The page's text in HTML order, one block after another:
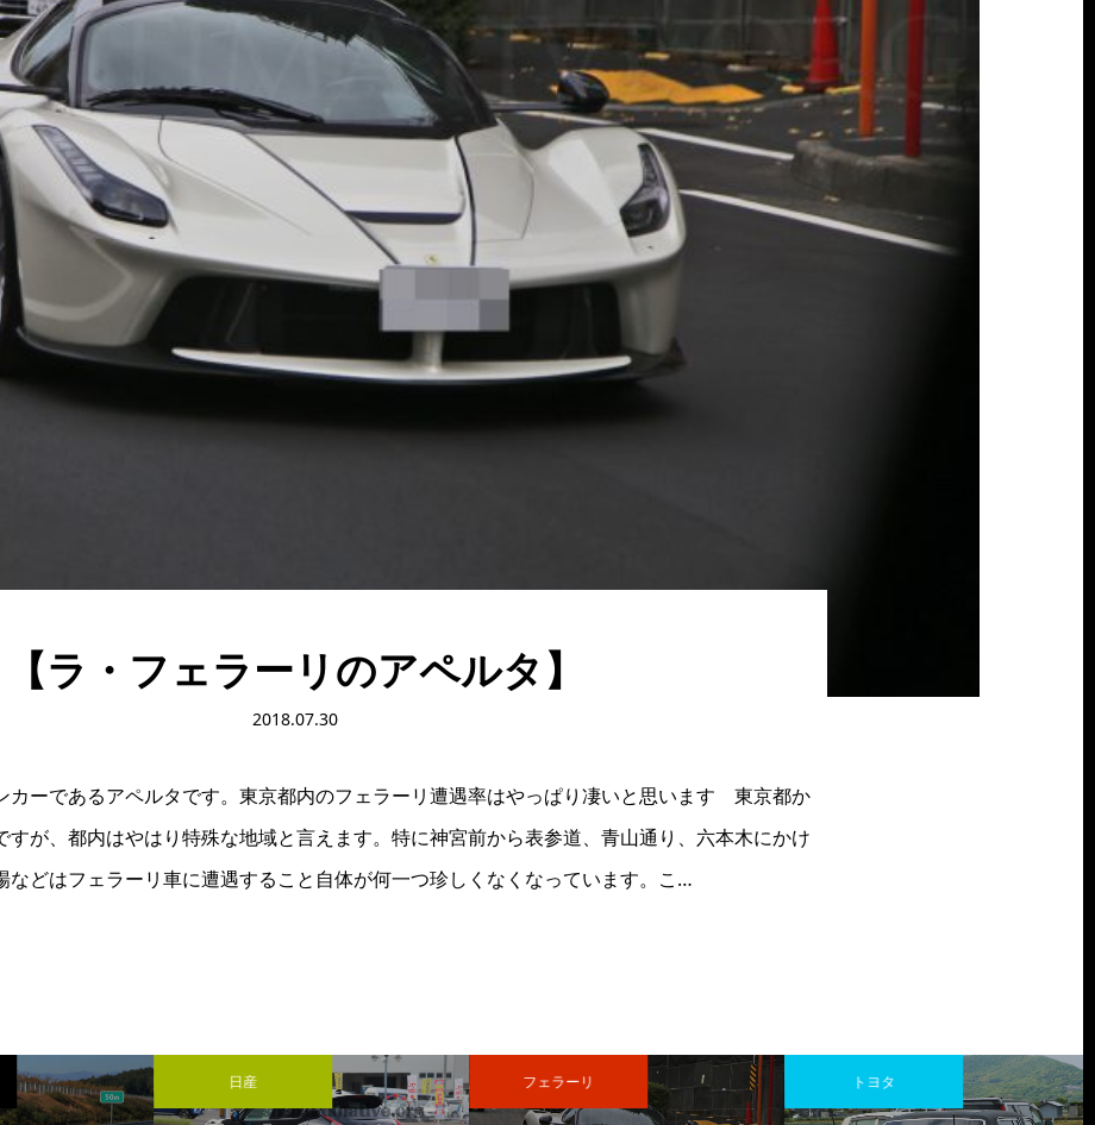
【ラ・フェラーリのアペルタ】
2018.07.30
ーであるアペルタです。東京都内のフェラーリ遭遇率はやっぱり凄いと思います 東京都か
すが、都内はやはり特殊な地域と言えます。特に神宮前から表参道、青山通り、六本木にかけ
などはフェラーリ車に遭遇すること自体が何一つ珍しくなくなっています。こ…
日産 フェラーリ トヨタ